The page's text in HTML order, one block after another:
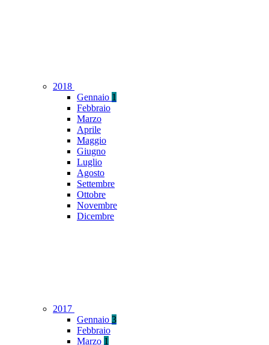
2018
Gennaio 1
Febbraio
Marzo
Aprile
Maggio
Giugno
Luglio
Agosto
Settembre
Ottobre
Novembre
Dicembre
2017
Gennaio 3
Febbraio
Marzo 1